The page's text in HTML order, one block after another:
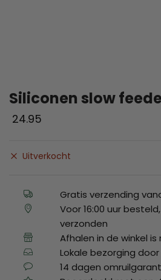
Siliconen slow
24.95
Uitverkocht
Gratis verzending
Voor 16:00 uur
verzonden
Afhalen in de winkel is
Lokale bezorging door
14 dagen